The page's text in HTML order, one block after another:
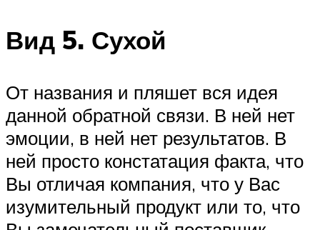
Вид 5. Сухой
От названия и пляшет вся идея
данной обратной связи. В ней нет
эмоции, в ней нет результатов. В
ней просто констатация факта, что
Вы отличая компания, что у Вас
изумительный продукт или то, что